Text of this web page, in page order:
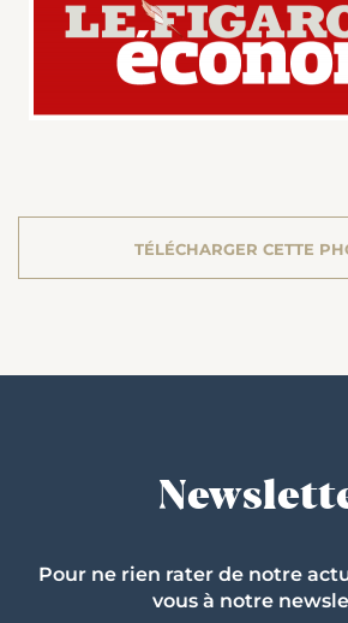
TÉLÉCHARGER CETTE
Pour ne rien rater de notre
vous à notre